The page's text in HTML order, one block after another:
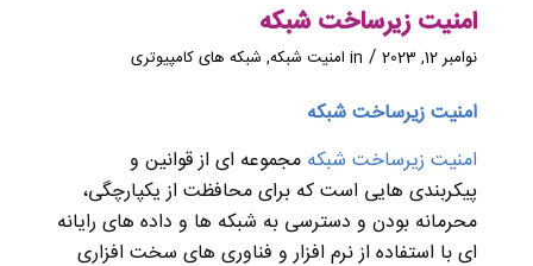
امنیت زیرساخت شبکه
نوامبر 12, 2023 /
in امنیت شبکه, شبکه های کامپیوتری
امنیت زیرساخت شبکه
امنیت زیرساخت شبکه مجموعه ای از قوانین و
پیکربندی هایی است که برای محافظت از یکپارچگی،
محرمانه بودن و دسترسی به شبکه ها و داده های رایانه
ای با استفاده از نرم افزار و فناوری های سخت افزاری